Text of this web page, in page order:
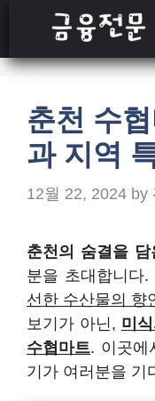
content
춘천 수
과 지역
12월 22, 2024 by
춘천의 숨결을
분을 초대합니다
선한 수산물의 향
보기가 아닌, 미
수협마트. 이곳에
기가 여러분을 기